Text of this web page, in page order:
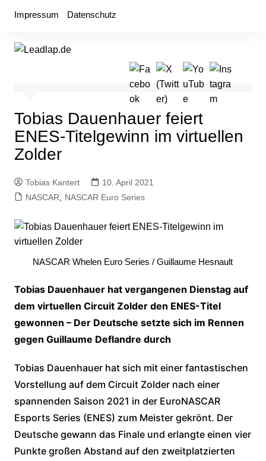
Impressum Datenschutz
Tobias Dauenhauer feiert
ENES-Titelgewinn im virtuellen
Zolder
Tobias Kantert
10. April 2021
NASCAR, NASCAR Euro Series
NASCAR Whelen Euro Series / Guillaume Hesnault
Tobias Dauenhauer hat vergangenen Dienstag auf
dem virtuellen Circuit Zolder den ENES-Titel
gewonnen – Der Deutsche setzte sich im Rennen
gegen Guillaume Deflandre durch
Tobias Dauenhauer hat sich mit einer fantastischen
Vorstellung auf dem Circuit Zolder nach einer
spannenden Saison 2021 in der EuroNASCAR
Esports Series (ENES) zum Meister gekrönt. Der
Deutsche gewann das Finale und erlangte einen vier
Punkte großen Abstand auf den zweitplatzierten